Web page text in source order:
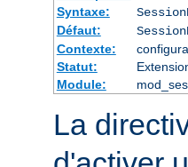
Syntaxe:
Défaut:
Contexte:
Statut:
Module:
La